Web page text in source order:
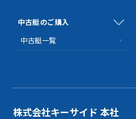
中古艇のご購入
中古艇一覧
株式会社キーサイド 本社